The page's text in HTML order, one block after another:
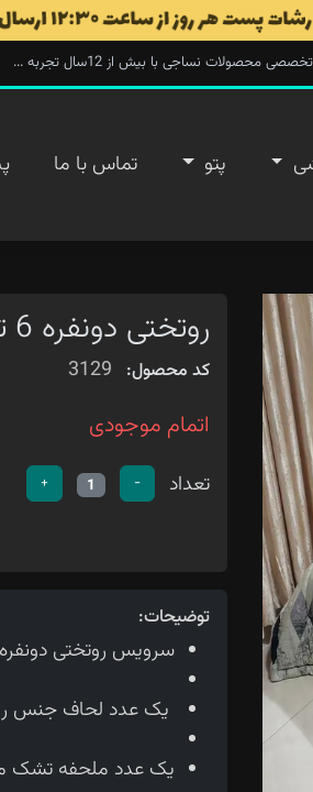
نساجی با بیش از 12سال تجربه ...
پتو تماس با ما
روتختی دونفره 6 تیکه طرح سنگی سفید لوزی
کد محصول: 3129
اتمام موجودی
تعداد -
1
+
توضیحات:
سرویس روتختی دونفره شامل 6
یک عدد لحاف جنس روبه پارچه
یک عدد ملحفه تشک مناسب